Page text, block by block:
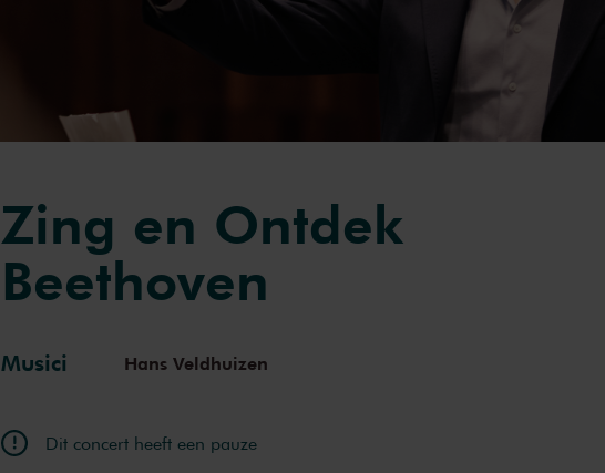
Zing en Ontdek
Beethoven
Musici Hans Veldhuizen
Dit concert heeft een pauze